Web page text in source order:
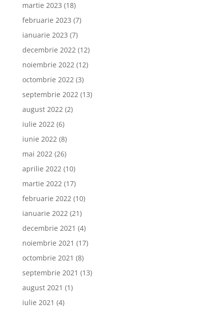
martie 2023 (18)
februarie 2023 (7)
ianuarie 2023 (7)
decembrie 2022(12)
noiembrie 2022(12)
octombrie 2022(3)
septembrie 2022(13)
august 2022(2)
iulie 2022(6)
iunie 2022(8)
mai 2022(26)
aprilie 2022(10)
martie 2022(17)
februarie 2022(10)
ianuarie 2022(21)
decembrie 2021 (4)
noiembrie 2021 (17)
octombrie 2021 (8)
septembrie 2021 (13)
august 2021 (1)
iulie 2021 (4)